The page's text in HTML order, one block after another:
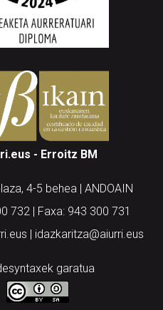
- Erroitz BM
4-5 behea | ANDOAIN
732 | Faxa: 943 300 731
| idazkaritza@aiurri.eus
garatua